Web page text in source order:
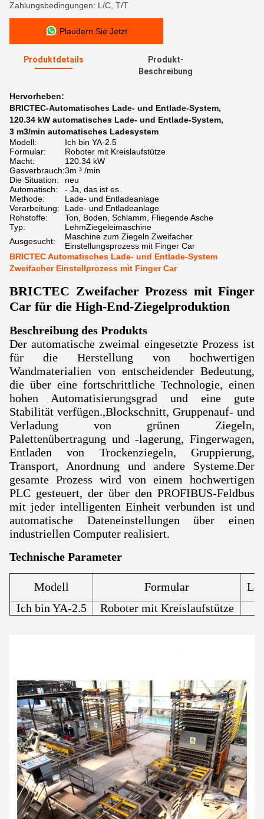
Zahlungsbedingungen: L/C, T/T
Plaudern Sie Jetzt
Produktdetails
Produkt-
Beschreibung
Hervorheben:
BRICTEC-Automatisches Lade- und Entlade-System,
120.34 kW automatisches Lade- und Entlade-System,
3 m3/min automatisches Ladesystem
Modell:
Ich bin YA-2.5
Formular:
Roboter mit Kreislaufstütze
Macht:
120.34 kW
Gasverbrauch:3m ³ /min
Die Situation:
neu
Automatisch:
- Ja, das ist es.
Methode:
Lade- und Entladeanlage
Verarbeitung:
Lade- und Entladeanlage
Rohstoffe:
Ton, Boden, Schlamm, Fliegende Asche
Typ:
LehmZiegeleimaschine
Ausgesucht:
Maschine zum Ziegeln Zweifacher
Einstellungsprozess mit Finger Car
BRICTEC Automatisches Lade- und Entlade-System
Zweifacher Einstellprozess mit Finger Car
BRICTEC Zweifacher Prozess mit Finger
Car für die High-End-Ziegelproduktion
Beschreibung des Produkts
Der automatische zweimal eingesetzte Prozess ist
für die Herstellung von hochwertigen
Wandmaterialien von entscheidender Bedeutung,
die über eine fortschrittliche Technologie, einen
hohen Automatisierungsgrad und eine gute
Stabilität verfügen.,Blockschnitt, Gruppenauf- und
Verladung von grünen Ziegeln,
Palettenübertragung und -lagerung, Fingerwagen,
Entladen von Trockenziegeln, Gruppierung,
Transport, Anordnung und andere Systeme.Der
gesamte Prozess wird von einem hochwertigen
PLC gesteuert, der über den PROFIBUS-Feldbus
mit jeder intelligenten Einheit verbunden ist und
automatische Dateneinstellungen über einen
industriellen Computer realisiert.
Technische Parameter
Modell Formular
Ich bin YA-2.5
Roboter mit Kreislaufstütze